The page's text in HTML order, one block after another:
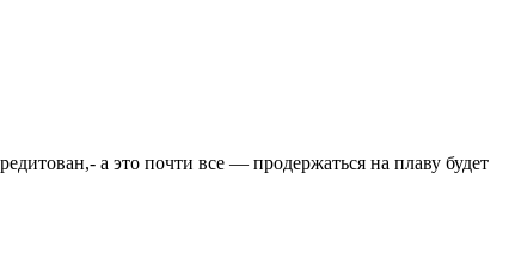
а это почти все — продержаться на плаву будет